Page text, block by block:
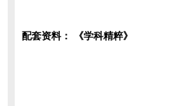
配套资料： 《学科精粹》